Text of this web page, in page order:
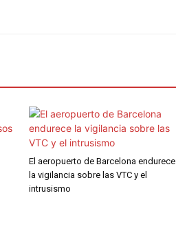
El aeropuerto de Barcelona endurece
la vigilancia sobre las VTC y el
intrusismo